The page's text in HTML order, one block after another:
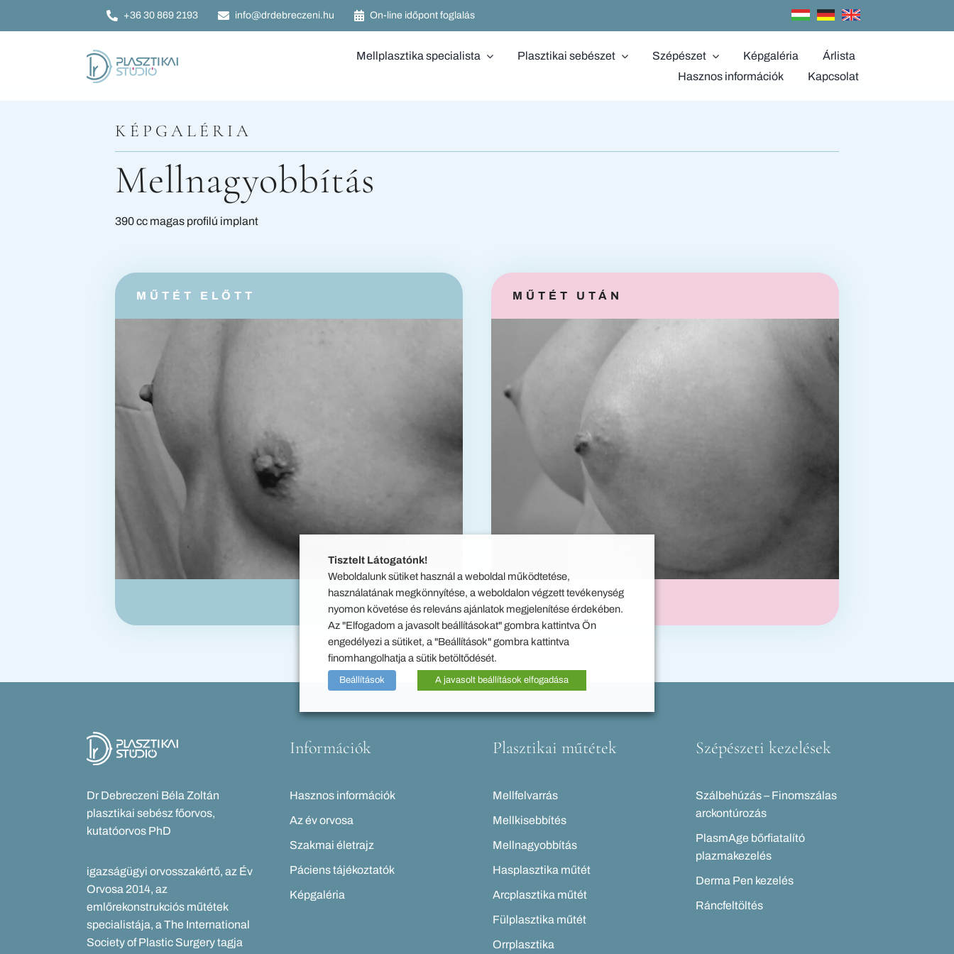
+36 30 869 2193 info@drdebreczeni.hu On-line időpont foglalás
Mellplasztika specialista Plasztikai sebészet Szépészet Képgaléria
Árlista
Hasznos információk
Kapcsolat
KÉPGALÉRIA
Mellnagyobbítás
390 cc magas profilú implant
MŰTÉT ELŐTT MŰTÉT UTÁN
Dr Debreczeni Béla Zoltán
plasztikai sebész főorvos,
kutatóorvos PhD
igazságügyi orvosszakértő, az Év
Orvosa 2014, az
emlőrekonstrukciós műtétek
specialistája, a The International
Society of Plastic Surgery tagja
Információk
Hasznos információk
Az év orvosa
Szakmai életrajz
Páciens tájékoztatók
Képgaléria
Plasztikai műtétek
Mellfelvarrás
Mellkisebbítés
Mellnagyobbítás
Hasplasztika műtét
Arcplasztika műtét
Fülplasztika műtét
Orrplasztika
Szépészeti kezelések
Szálbehúzás – Finomszálas
arckontúrozás
PlasmAge bőrfiatalító
plazmakezelés
Derma Pen kezelés
Ráncfeltöltés
Tisztelt Látogatónk!
Weboldalunk sütiket használ a weboldal működtetése,
használatának megkönnyítése, a weboldalon végzett tevékenység
nyomon követése és releváns ajánlatok megjelenítése érdekében.
Az "Elfogadom a javasolt beállításokat" gombra kattintva Ön
engedélyezi a sütiket, a "Beállítások" gombra kattintva
finomhangolhatja a sütik betöltődését.
Beállítások A javasolt beállítások elfogadása